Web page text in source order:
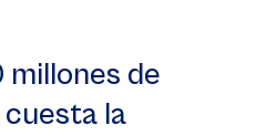
millones de
la